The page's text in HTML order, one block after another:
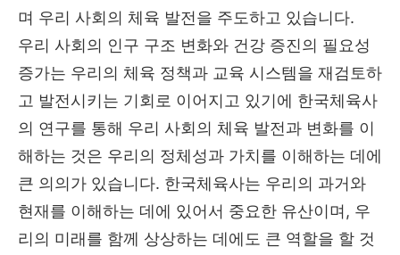
며 우리 사회의 체육 발전을 주도하고 있습니다.
우리 사회의 인구 구조 변화와 건강 증진의 필요성
증가는 우리의 체육 정책과 교육 시스템을 재검토하
고 발전시키는 기회로 이어지고 있기에 한국체육사
의 연구를 통해 우리 사회의 체육 발전과 변화를 이
해하는 것은 우리의 정체성과 가치를 이해하는 데에
큰 의의가 있습니다. 한국체육사는 우리의 과거와
현재를 이해하는 데에 있어서 중요한 유산이며, 우
리의 미래를 함께 상상하는 데에도 큰 역할을 할 것